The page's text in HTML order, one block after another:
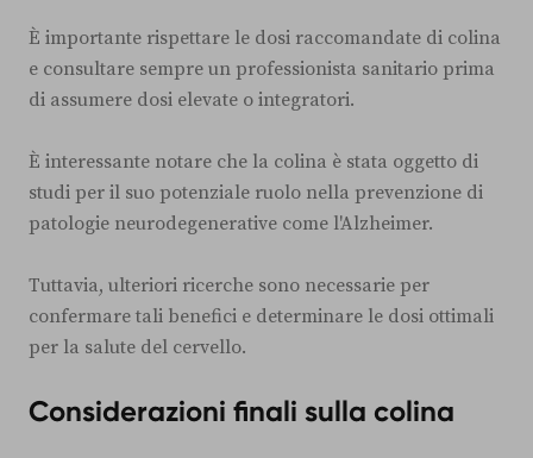
È importante rispettare le dosi raccomandate di colina
e consultare sempre un professionista sanitario prima
di assumere dosi elevate o integratori.
È interessante notare che la colina è stata oggetto di
studi per il suo potenziale ruolo nella prevenzione di
patologie neurodegenerative come l'Alzheimer.
Tuttavia, ulteriori ricerche sono necessarie per
confermare tali benefici e determinare le dosi ottimali
per la salute del cervello.
Considerazioni finali sulla colina